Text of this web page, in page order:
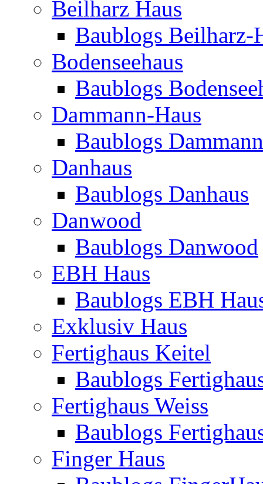
Beilharz Haus
Baublogs Beilharz-
Bodenseehaus
Baublogs
Dammann-Haus
Baublogs
Danhaus
Baublogs Danhaus
Danwood
Baublogs Danwood
EBH Haus
Baublogs EBH
Exklusiv Haus
Fertighaus Keitel
Baublogs
Fertighaus Weiss
Baublogs
Finger Haus